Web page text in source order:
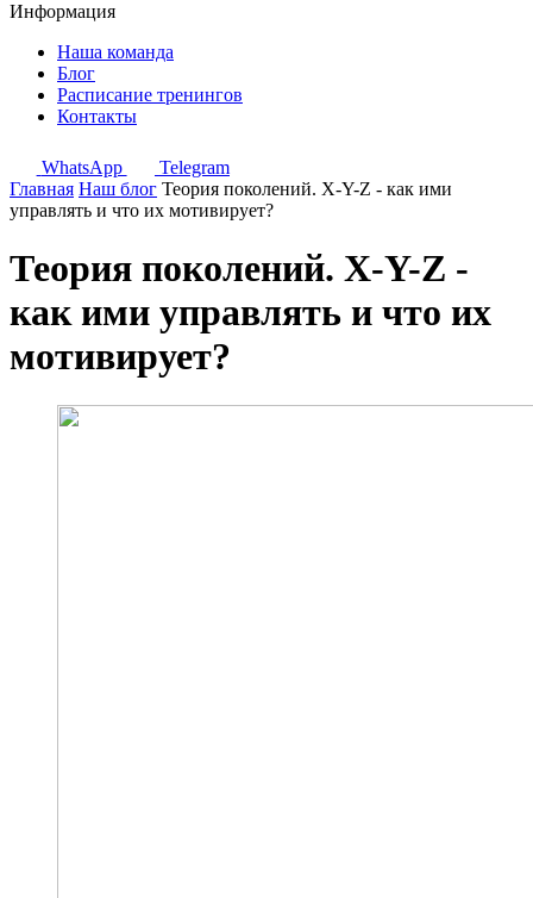
Информация
Наша команда
Блог
Расписание тренингов
Контакты
WhatsApp
Telegram
Главная Наш блог Теория поколений. X-Y-Z - как ими
управлять и что их мотивирует?
Теория поколений. X-Y-Z -
как ими управлять и что их
мотивирует?